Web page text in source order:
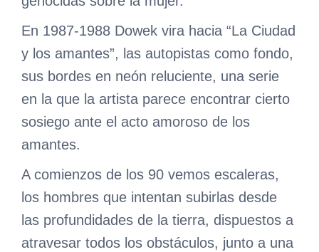
En 1987-1988 Dowek vira hacia “La Ciudad
y los amantes”, las autopistas como fondo,
sus bordes en neón reluciente, una serie
en la que la artista parece encontrar cierto
sosiego ante el acto amoroso de los
amantes.
A comienzos de los 90 vemos escaleras,
los hombres que intentan subirlas desde
las profundidades de la tierra, dispuestos a
atravesar todos los obstáculos, junto a una